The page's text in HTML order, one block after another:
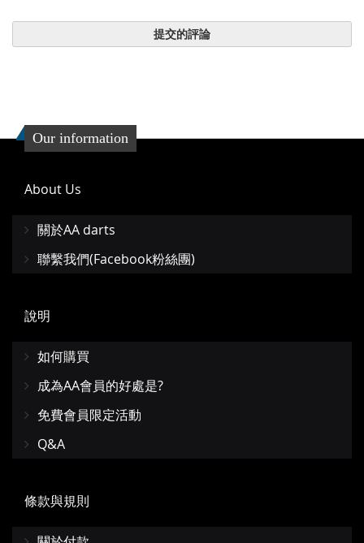
提交的評論
Our information
About Us
關於AA darts
聯繫我們(Facebook粉絲團)
說明
如何購買
成為AA會員的好處是?
免費會員限定活動
Q&A
條款與規則